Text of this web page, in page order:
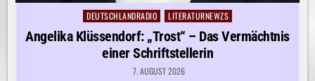
Posted
in
DEUTSCHLANDRADIO LITERATURNEWZS
Angelika Klüssendorf: „Trost“ – Das Vermächtnis
einer Schriftstellerin
7. AUGUST 2026